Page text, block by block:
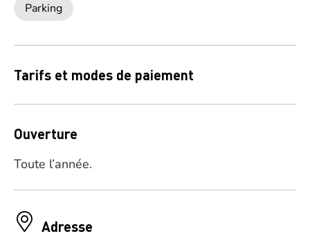
Parking
Tarifs et modes de paiement
Ouverture
Toute l’année.
Adresse